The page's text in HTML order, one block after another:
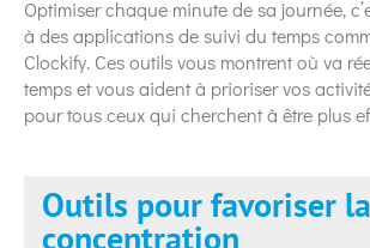
Optimiser chaque minute de sa journée,
à des applications de suivi du temps
Clockify. Ces outils vous montrent où va
temps et vous aident à prioriser vos
pour tous ceux qui cherchent à être plus
Outils pour favoriser la
concentration